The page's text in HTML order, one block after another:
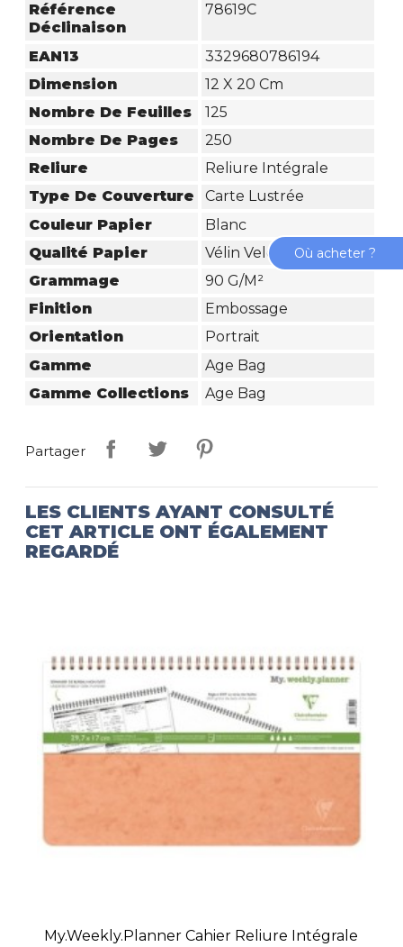
Référence
Déclinaison
78619C
EAN13
3329680786194
Dimension
12 X 20 Cm
Nombre De Feuilles
125
Nombre De Pages
250
Reliure
Reliure Intégrale
Type De Couverture
Carte Lustrée
Couleur Papier
Blanc
Qualité Papier
Vélin Velouté
Grammage
90 G/m²
Finition
Embossage
Orientation
Portrait
Gamme
Age Bag
Gamme Collections
Age Bag
Partager
LES CLIENTS AYANT CONSULTÉ
CET ARTICLE ONT ÉGALEMENT
REGARDÉ
My.weekly.planner Cahier Reliure Intégrale
Où acheter ?